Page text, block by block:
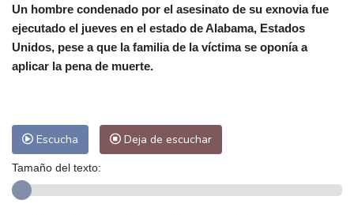
Alicante
27 °C Córdoba
25 °C
Málaga
25 °C Murcia
26 °C
Las Palmas de Gran Canaria
San José
23 °C Asunción
Panama City
25 °C
Un hombre condenado por el asesinato de su exnovia fue
ejecutado el jueves en el estado de Alabama, Estados
Unidos, pese a que la familia de la víctima se oponía a
aplicar la pena de muerte.
Escucha Deja de escuchar
Tamaño del texto: